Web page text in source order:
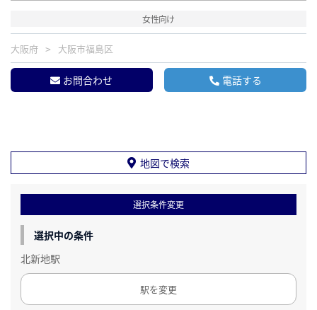
女性向け
大阪府 大阪市福島区
お問合わせ 電話する
地図で検索
選択条件変更
選択中の条件
北新地駅
駅を変更